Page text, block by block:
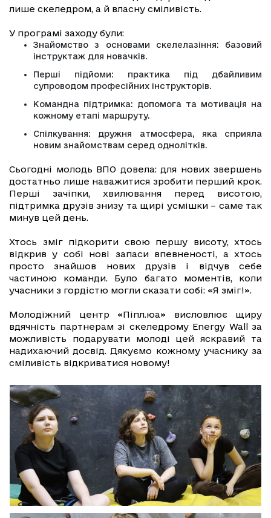
лише скеледром, а й власну сміливість.
У програмі заходу були:
Знайомство з основами скелелазіння: базовий
інструктаж для новачків.
Перші підйоми: практика під дбайливим
супроводом професійних інструкторів.
Командна підтримка: допомога та мотивація на
кожному етапі маршруту.
Спілкування: дружня атмосфера, яка сприяла
новим знайомствам серед однолітків.
Сьогодні молодь ВПО довела: для нових звершень
достатньо лише наважитися зробити перший крок.
Перші зачіпки, хвилювання перед висотою,
підтримка друзів знизу та щирі усмішки – саме так
минув цей день.
Хтось зміг підкорити свою першу висоту, хтось
відкрив у собі нові запаси впевненості, а хтось
просто знайшов нових друзів і відчув себе
частиною команди. Було багато моментів, коли
учасники з гордістю могли сказати собі: «Я зміг!».
Молодіжний центр «Піпл.юа» висловлює щиру
вдячність партнерам зі скеледрому Energy Wall за
можливість подарувати молоді цей яскравий та
надихаючий досвід. Дякуємо кожному учаснику за
сміливість відкриватися новому!